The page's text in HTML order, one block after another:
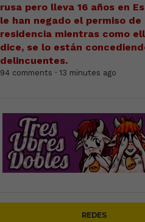
rusa pero lleva 16 años en
le han negado el permiso de
residencia mientras como
dice, se lo están
delincuentes.
94 comments · 13 minutes ago
REDES